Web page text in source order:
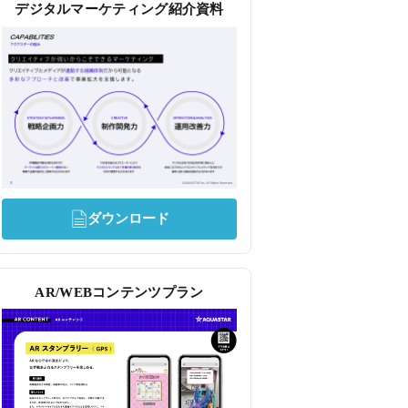
デジタルマーケティング紹介資料
ダウンロード
AR/WEBコンテンツプラン